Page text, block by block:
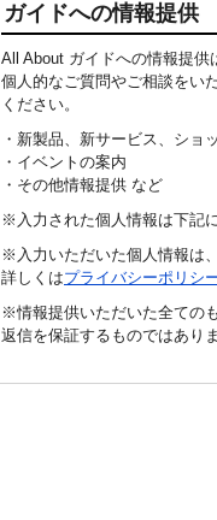
ガイドへの情報提供
All About ガイドへの情報提供
個人的なご質問やご相談をい
ください。
・新製品、新サービス、ショ
・イベントの案内
・その他情報提供 など
※入力された個人情報は下記
※入力いただいた個人情報は
詳しくはプライバシーポリシ
※情報提供いただいた全ての
返信を保証するものではありま